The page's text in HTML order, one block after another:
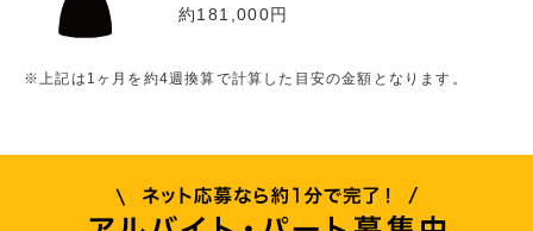
約181,000円
※上記は1ヶ月を約4週換算で計算した目安の金額となります。